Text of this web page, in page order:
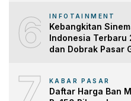
6 INFOTAINMENT
Kebangkitan
Indonesia Terbaru
dan Dobrak Pasar
KABAR PASAR
Daftar Harga Ban